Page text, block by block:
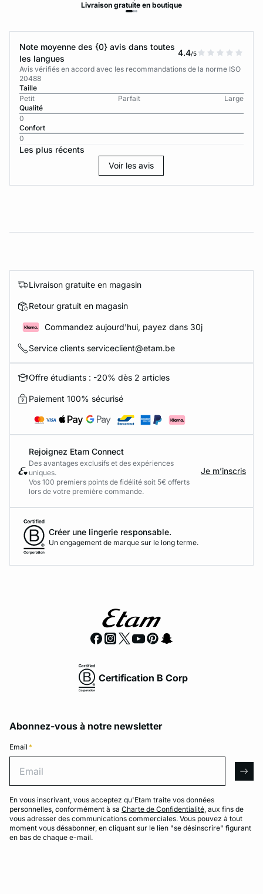
Livraison gratuite en boutique
Note moyenne des {0} avis dans toutes
les langues
4.4/5
Avis vérifiés en accord avec les recommandations de la norme ISO
20488
Taille
Petit
Parfait
Large
Qualité
0
Confort
0
Les plus récents
Voir les avis
Livraison gratuite en magasin
Retour gratuit en magasin
Commandez aujourd'hui, payez dans 30j
Service clients serviceclient@etam.be
Offre étudiants : -20% dès 2 articles
Paiement 100% sécurisé
Rejoignez Etam Connect
Des avantages exclusifs et des expériences
uniques.
Vos 100 premiers points de fidélité soit 5€ offerts
lors de votre première commande.​
Je m’inscris
Créer une lingerie responsable.
Un engagement de marque sur le long terme.
Certification B Corp
Abonnez-vous à notre newsletter
Email *
En vous inscrivant, vous acceptez qu'Etam traite vos données
personnelles, conformément à sa Charte de Confidentialité, aux fins de
vous adresser des communications commerciales. Vous pouvez à tout
moment vous désabonner, en cliquant sur le lien "se désinscrire" figurant
en bas de chaque e-mail.